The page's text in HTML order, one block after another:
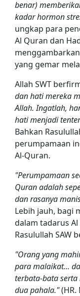
benar)
kadar hormon
ungkap para
Al Quran dan
yang gemar
Allah SWT
dan hati mereka
Allah. Ingatlah,
hati menjadi
Bahkan
perumpamaan
Al-Quran.
"Perumpamaan
Quran adalah
dan rasanya
Lebih jauh, bagi
dalam tadarus
Rasulullah SAW
"Orang yang
para malaikat...
terbata-bata
dua pahala."(HR.